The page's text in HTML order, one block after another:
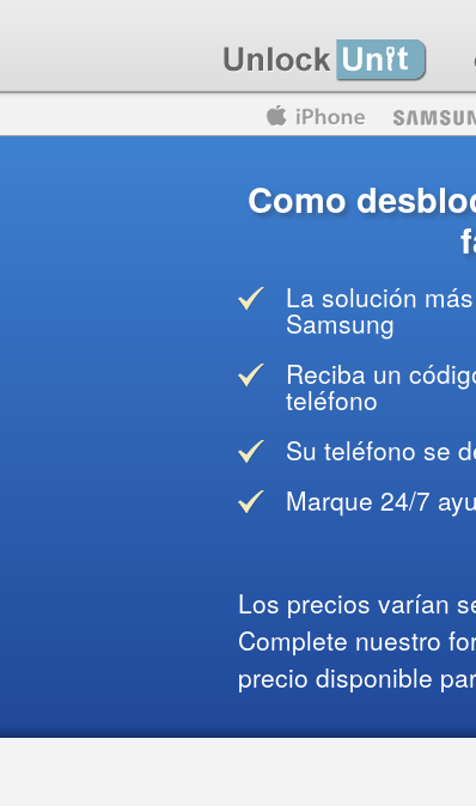
Blackberry
Como
La solución
Samsung
Reciba un
teléfono
Su teléfono se
Marque 24/7
Los precios varían
Complete nuestro
precio disponible